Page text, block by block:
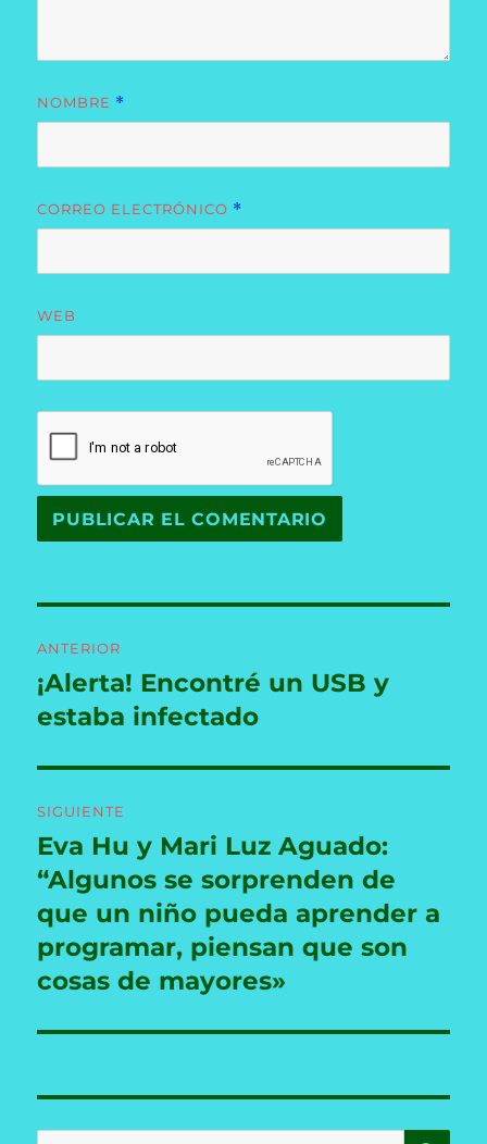
NOMBRE *
CORREO ELECTRÓNICO *
WEB
de
entradas
ANTERIOR
Entrada
anterior:
¡Alerta! Encontré un USB y
estaba infectado
SIGUIENTE
Entrada
siguiente:
Eva Hu y Mari Luz Aguado:
“Algunos se sorprenden de
que un niño pueda aprender a
programar, piensan que son
cosas de mayores»